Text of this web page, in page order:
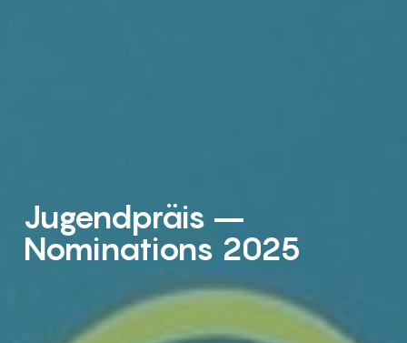
Jugendpräis –
Nominations 2025